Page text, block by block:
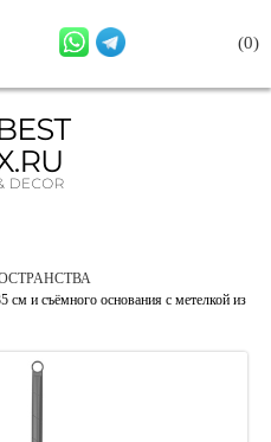
(0)
см и съёмного основания с метелкой из